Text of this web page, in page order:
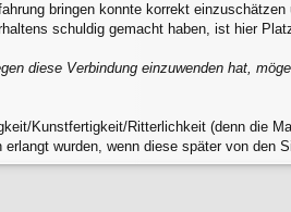
bringen konnte korrekt einzuschätzen
schuldig gemacht haben, ist hier
diese Verbindung einzuwenden hat,
Kunstfertigkeit/Ritterlichkeit (denn die
wurden, wenn diese später von den